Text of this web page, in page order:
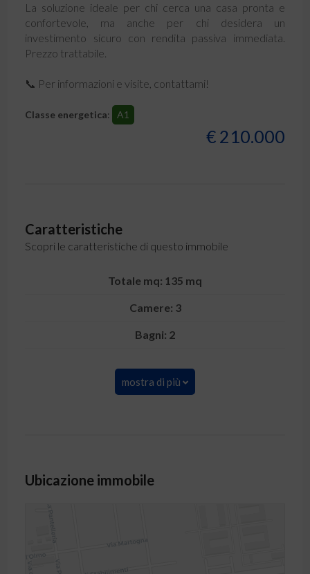
La soluzione ideale per chi cerca una casa pronta e
confortevole, ma anche per chi desidera un
investimento sicuro con rendita passiva immediata.
Prezzo trattabile.
📞 Per informazioni e visite, contattami!
Classe energetica: A1
€ 210.000
Caratteristiche
Scopri le caratteristiche di questo immobile
Totale mq: 135 mq
Camere: 3
Bagni: 2
mostra di più
Ubicazione immobile